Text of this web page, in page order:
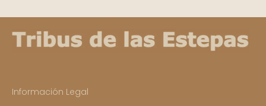
Información Legal